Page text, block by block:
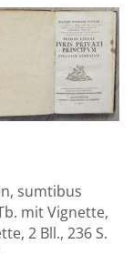
sumtibus
mit Vignette,
2 Bll., 236 S.